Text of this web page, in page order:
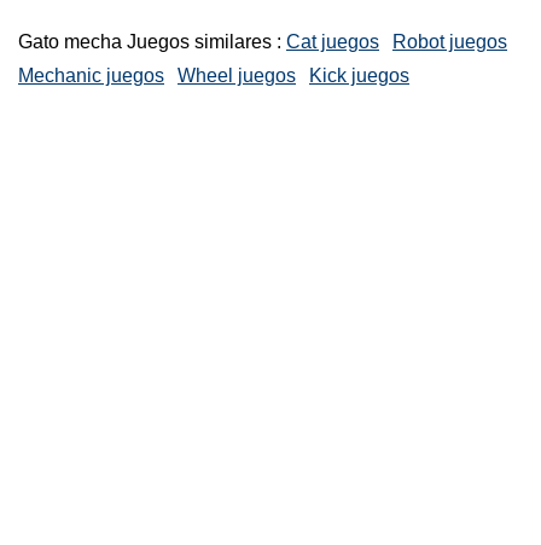
Gato mecha Juegos similares : Cat juegos
Robot juegos
Mechanic juegos
Wheel juegos Kick juegos